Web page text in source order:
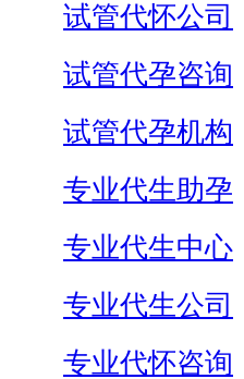
试管代怀公司
试管代孕咨询
试管代孕机构
专业代生助孕
专业代生中心
专业代生公司
专业代怀咨询